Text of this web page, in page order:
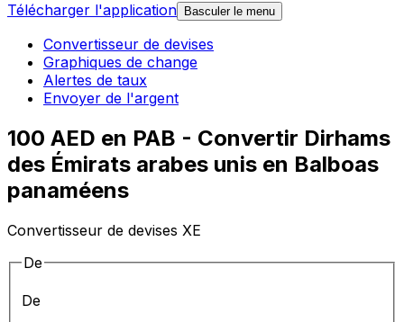
Télécharger l'application
Basculer le menu
Convertisseur de devises
Graphiques de change
Alertes de taux
Envoyer de l'argent
100 AED en PAB - Convertir Dirhams
des Émirats arabes unis en Balboas
panaméens
Convertisseur de devises XE
De
De